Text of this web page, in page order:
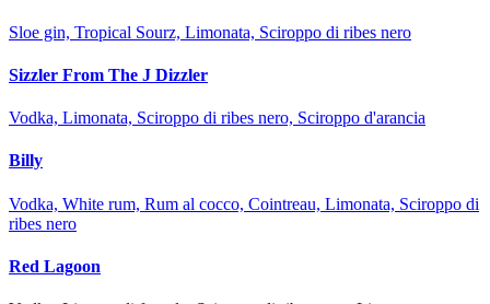
Sloe gin, Tropical Sourz, Limonata, Sciroppo di ribes nero
Sizzler From The J Dizzler
Vodka, Limonata, Sciroppo di ribes nero, Sciroppo d'arancia
Billy
Vodka, White rum, Rum al cocco, Cointreau, Limonata, Sciroppo di
ribes nero
Red Lagoon